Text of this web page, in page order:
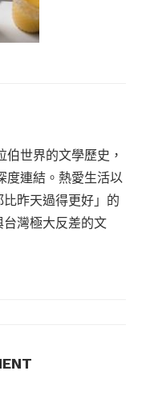
世界的文學歷史，
度連結。熱愛生活以
昨天過得更好」的
灣極大反差的文